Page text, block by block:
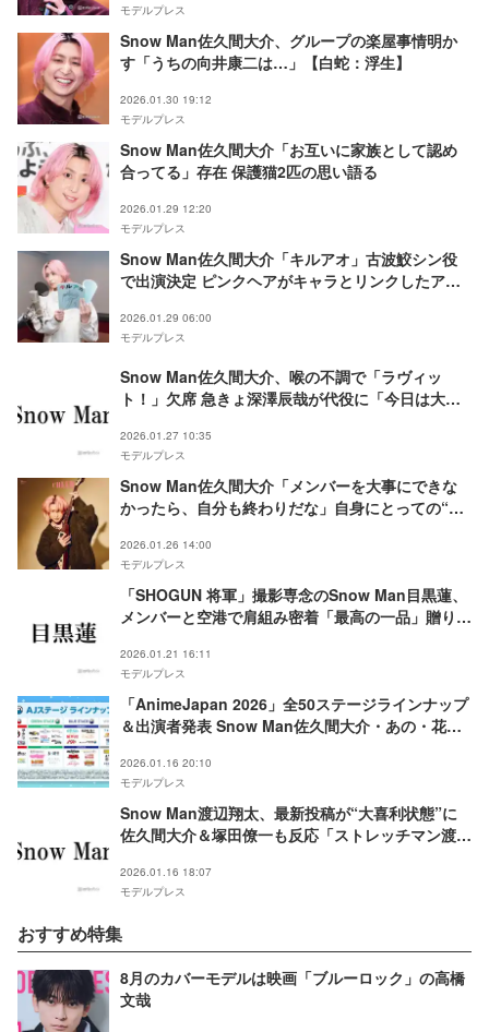
モデルプレス
Snow Man佐久間大介、グループの楽屋事情明か
す「うちの向井康二は…」【白蛇：浮生】
2026.01.30 19:12
モデルプレス
Snow Man佐久間大介「お互いに家族として認め
合ってる」存在 保護猫2匹の思い語る
2026.01.29 12:20
モデルプレス
Snow Man佐久間大介「キルアオ」古波鮫シン役
で出演決定 ピンクヘアがキャラとリンクしたアフ
2026.01.29 06:00
モデルプレス
Snow Man佐久間大介、喉の不調で「ラヴィッ
ト！」欠席 急きょ深澤辰哉が代役に「今日は大事
2026.01.27 10:35
モデルプレス
Snow Man佐久間大介「メンバーを大事にできな
かったら、自分も終わりだな」自身にとっての“ス
2026.01.26 14:00
モデルプレス
「SHOGUN 将軍」撮影専念のSnow Man目黒蓮、
メンバーと空港で肩組み密着「最高の一品」贈り物
てて素敵」
2026.01.21 16:11
モデルプレス
「AnimeJapan 2026」全50ステージラインナップ
＆出演者発表 Snow Man佐久間大介・あの・花江
2026.01.16 20:10
モデルプレス
Snow Man渡辺翔太、最新投稿が“大喜利状態”に
佐久間大介＆塚田僚一も反応「ストレッチマン渡
2026.01.16 18:07
モデルプレス
おすすめ特集
8月のカバーモデルは映画「ブルーロック」の高橋
文哉